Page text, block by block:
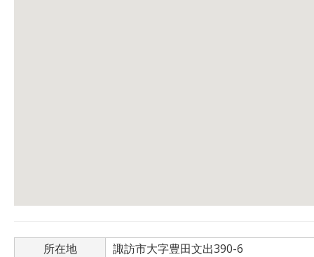
所在地
諏訪市大字豊田文出390-6